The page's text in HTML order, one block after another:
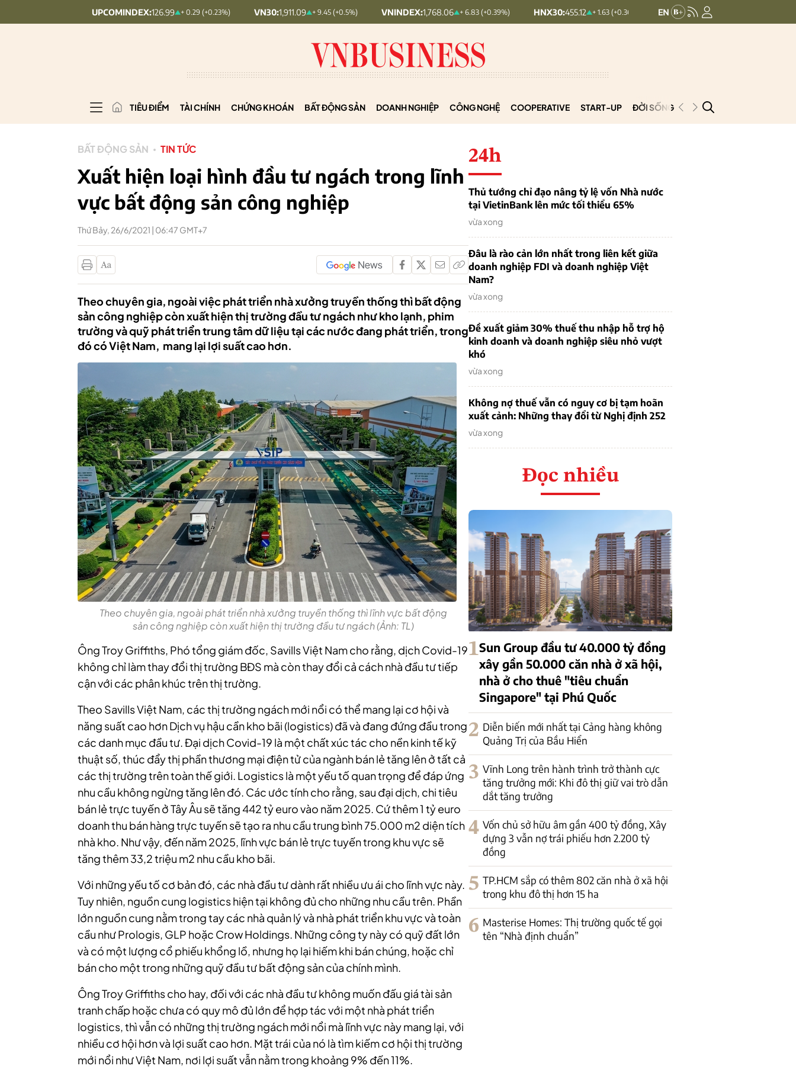
UPCOMINDEX:126.99 + 0.29 (+0.23%) VN30:1,911.09 + 9.45 (+0.5%) VNINDEX: 1,768.06 + 6.83 (+0.39%) HNX30: 455.12 + 1.63 (+0.36%) HNXINDEX:293.44
TIÊU ĐIỂM TÀI CHÍNH CHỨNG KHOÁN BẤT ĐỘNG SẢN DOANH NGHIỆP CÔNG NGHỆ COOPERATIVE START-UP ĐỜI SỐNG PODCAST
BẤT ĐỘNG SẢN TIN TỨC
Xuất hiện loại hình đầu tư ngách trong lĩnh
vực bất động sản công nghiệp
Thứ Bảy, 26/6/2021 | 06:47 GMT+7
Theo chuyên gia, ngoài việc phát triển nhà xưởng truyền thống thì bất động
sản công nghiệp còn xuất hiện thị trường đầu tư ngách như kho lạnh, phim
trường và quỹ phát triển trung tâm dữ liệu tại các nước đang phát triển, trong
đó có Việt Nam, mang lại lợi suất cao hơn.
Theo chuyên gia, ngoài phát triển nhà xưởng truyền thống thì lĩnh vực bất động
sản công nghiệp còn xuất hiện thị trường đầu tư ngách (Ảnh: TL)
Ông Troy Griffiths, Phó tổng giám đốc, Savills Việt Nam cho rằng, dịch Covid-19
không chỉ làm thay đổi thị trường BĐS mà còn thay đổi cả cách nhà đầu tư tiếp
cận với các phân khúc trên thị trường.
Theo Savills Việt Nam, các thị trường ngách mới nổi có thể mang lại cơ hội và
năng suất cao hơn Dịch vụ hậu cần kho bãi (logistics) đã và đang đứng đầu trong
các danh mục đầu tư.Đại dịch Covid-19 là một chất xúc tác cho nền kinh tế kỹ
thuật số, thúc đẩy thị phần thương mại điện tử của ngành bán lẻ tăng lên ở tất cả
các thị trường trên toàn thế giới. Logistics là một yếu tố quan trọng để đáp ứng
nhu cầu không ngừng tăng lên đó. Các ước tính cho rằng, sau đại dịch, chi tiêu
bán lẻ trực tuyến ở Tây Âu sẽ tăng 442 tỷ euro vào năm 2025. Cứ thêm 1 tỷ euro
doanh thu bán hàng trực tuyến sẽ tạo ra nhu cầu trung bình 75.000 m2 diện tích
nhà kho. Như vậy, đến năm 2025, lĩnh vực bán lẻ trực tuyến trong khu vực sẽ
tăng thêm 33,2 triệu m2 nhu cầu kho bãi.
Với những yếu tố cơ bản đó, các nhà đầu tư dành rất nhiều ưu ái cho lĩnh vực này.
Tuy nhiên, nguồn cung logistics hiện tại không đủ cho những nhu cầu trên. Phần
lớn nguồn cung nằm trong tay các nhà quản lý và nhà phát triển khu vực và toàn
cầu như Prologis, GLP hoặc Crow Holdings. Những công ty này có quỹ đất lớn
và có một lượng cổ phiếu khổng lồ, nhưng họ lại hiếm khi bán chúng, hoặc chỉ
bán cho một trong những quỹ đầu tư bất động sản của chính mình.
Ông Troy Griffiths cho hay, đối với các nhà đầu tư không muốn đấu giá tài sản
tranh chấp hoặc chưa có quy mô đủ lớn để hợp tác với một nhà phát triển
logistics, thì vẫn có những thị trường ngách mới nổi mà lĩnh vực này mang lại, với
nhiều cơ hội hơn và lợi suất cao hơn. Mặt trái của nó là tìm kiếm cơ hội thị trường
mới nổi như Việt Nam, nơi lợi suất vẫn nằm trong khoảng 9% đến 11%.
24h
Thủ tướng chỉ đạo nâng tỷ lệ vốn Nhà nước
tại VietinBank lên mức tối thiểu 65%
vừa xong
Đâu là rào cản lớn nhất trong liên kết giữa
doanh nghiệp FDI và doanh nghiệp Việt
Nam?
vừa xong
Đề xuất giảm 30% thuế thu nhập hỗ trợ hộ
kinh doanh và doanh nghiệp siêu nhỏ vượt
khó
vừa xong
Không nợ thuế vẫn có nguy cơ bị tạm hoãn
xuất cảnh: Những thay đổi từ Nghị định 252
vừa xong
Đọc nhiều
1Sun Group đầu tư 40.000 tỷ đồng
xây gần 50.000 căn nhà ở xã hội,
nhà ở cho thuê "tiêu chuẩn
Singapore" tại Phú Quốc
2 Diễn biến mới nhất tại Cảng hàng không
Quảng Trị của Bầu Hiển
3 Vĩnh Long trên hành trình trở thành cực
tăng trưởng mới: Khi đô thị giữ vai trò dẫn
dắt tăng trưởng
4 Vốn chủ sở hữu âm gần 400 tỷ đồng, Xây
dựng 3 vẫn nợ trái phiếu hơn 2.200 tỷ
đồng
5 TP.HCM sắp có thêm 802 căn nhà ở xã hội
trong khu đô thị hơn 15 ha
6 Masterise Homes: Thị trường quốc tế gọi
tên “Nhà định chuẩn”